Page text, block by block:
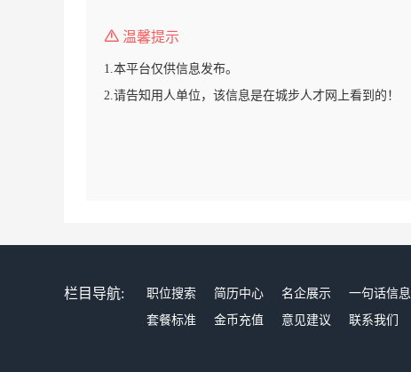
温馨提示
1.本平台仅供信息发布。
2.请告知用人单位，该信息是在城步人才网上看到的！
栏目导航: 职位搜索 简历中心 名企展示 一句话信息
套餐标准
金币充值 意见建议 联系我们